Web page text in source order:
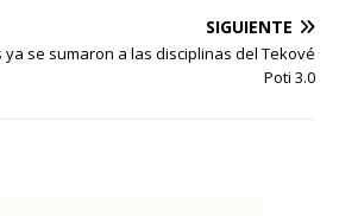
SIGUIENTE
se sumaron a las disciplinas del Tekové
Poti 3.0